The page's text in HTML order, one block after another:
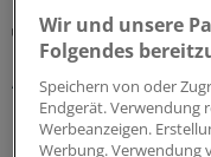
Berufsobergericht
Urteil: Kein
Äußerungen zu
Das
Rügebescheid einer
Wir und unsere
Folgendes
Speichern von oder
Endgerät. Verwendung
Werbeanzeigen.
Werbung. Verwendung